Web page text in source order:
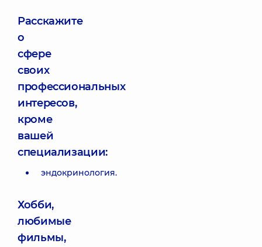
Расскажите
о
сфере
своих
профессиональных
интересов,
кроме
вашей
специализации:
эндокринология.
Хобби,
любимые
фильмы,